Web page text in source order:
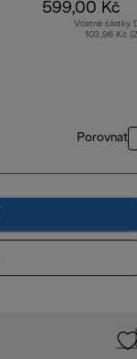
599,00 Kč
Včetně částky
103,96 Kč
Porovnat